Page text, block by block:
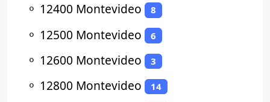
⚬ 12400 Montevideo 8
⚬ 12500 Montevideo 6
⚬ 12600 Montevideo 3
⚬ 12800 Montevideo 14